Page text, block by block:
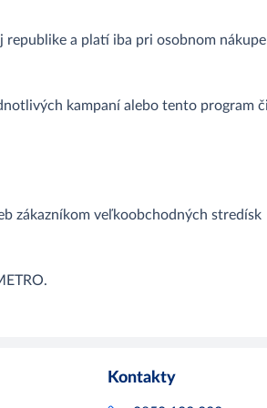
a platí iba pri osobnom nákupe
kampaní alebo tento program či
zákazníkom veľkoobchodných stredísk
Kontakty